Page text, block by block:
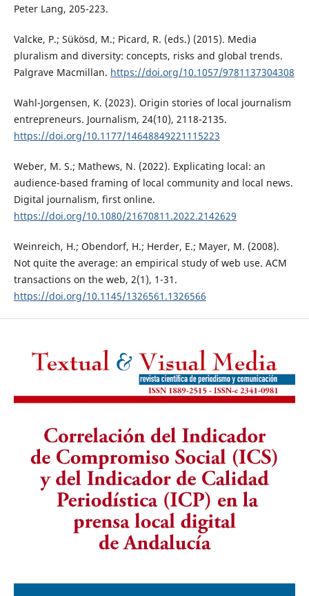
Peter Lang, 205-223.
Valcke, P.; Sükösd, M.; Picard, R. (eds.) (2015). Media
pluralism and diversity: concepts, risks and global trends.
Palgrave Macmillan. https://doi.org/10.1057/9781137304308
Wahl-Jorgensen, K. (2023). Origin stories of local journalism
entrepreneurs. Journalism, 24(10), 2118-2135.
https://doi.org/10.1177/14648849221115223
Weber, M. S.; Mathews, N. (2022). Explicating local: an
audience-based framing of local community and local news.
Digital journalism, first online.
https://doi.org/10.1080/21670811.2022.2142629
Weinreich, H.; Obendorf, H.; Herder, E.; Mayer, M. (2008).
Not quite the average: an empirical study of web use. ACM
transactions on the web, 2(1), 1-31.
https://doi.org/10.1145/1326561.1326566